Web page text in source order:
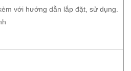
với hướng dẫn lắp đặt, sử dụng.